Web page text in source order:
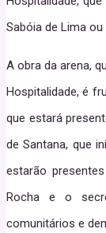
Sabóia de Lima
A obra da arena,
Hospitalidade, é
que estará
de Santana, que
estarão
Rocha e o
comunitários e